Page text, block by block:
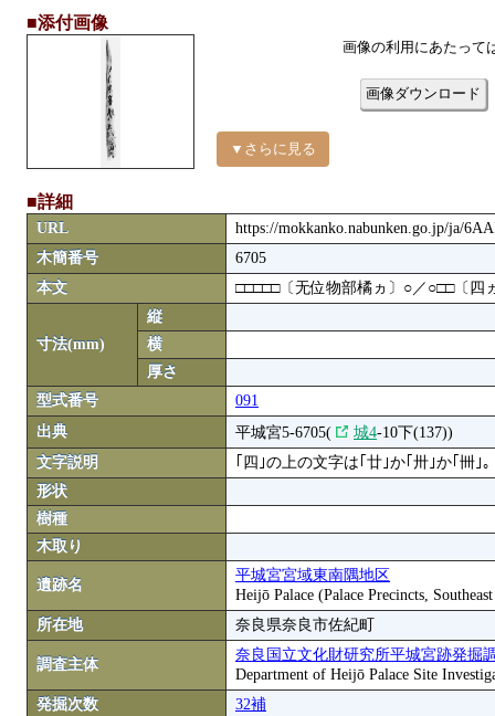
■添付画像
▼さらに見る
画像の利用にあたって
画像ダウンロード
■詳細
URL
https://mokkanko.nabunken.go.jp/ja/
木簡番号
6705
本文
□□□□□〔无位物部橘ヵ〕○／○□□〔四
寸法(mm)
縦
横
厚さ
型式番号
091
出典
平城宮5-6705( 城4-10下(137))
文字説明
｢四｣の上の文字は｢廿｣か｢卅｣か｢卌｣｡
形状
樹種
木取り
遺跡名
平城宮宮域東南隅地区
Heijō Palace (Palace Precincts,
所在地
奈良県奈良市佐紀町
調査主体
奈良国立文化財研究所平城宮跡発掘
Department of Heijō Palace Site
発掘次数
32補